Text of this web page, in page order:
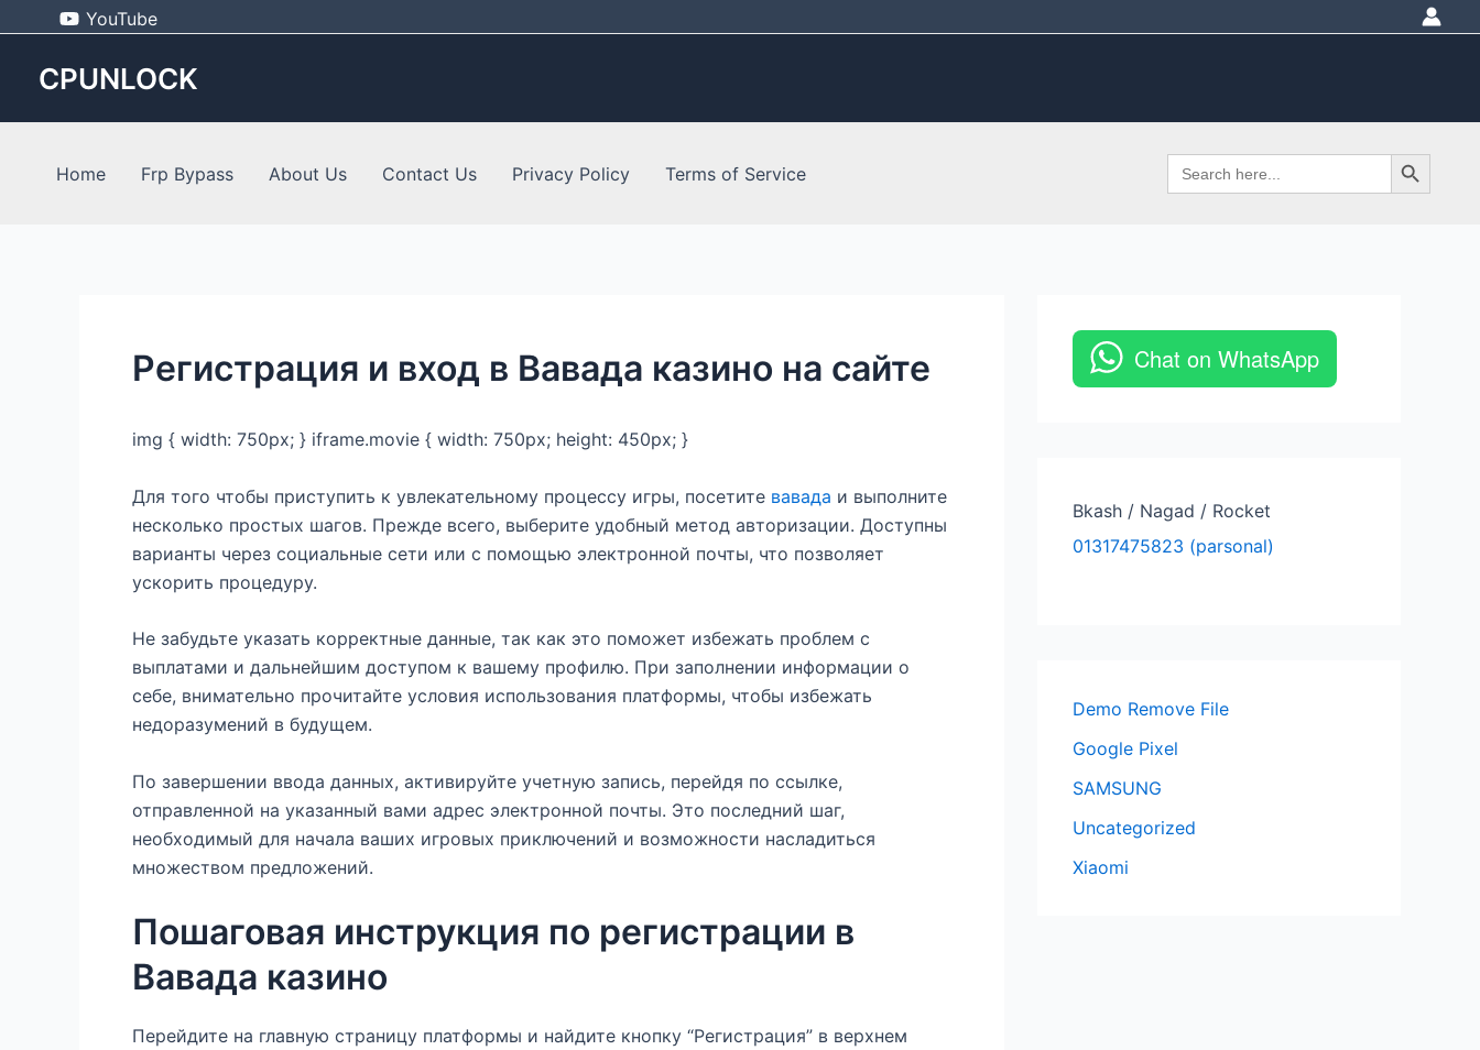
content
YouTube
CPUNLOCK
Home Frp Bypass About Us Contact Us Privacy Policy Terms of Service
Search
for:
Search Button
Регистрация и вход в Вавада казино на сайте
img { width: 750px; } iframe.movie { width: 750px; height: 450px; }
Для того чтобы приступить к увлекательному процессу игры, посетите вавада и выполните
несколько простых шагов. Прежде всего, выберите удобный метод авторизации. Доступны
варианты через социальные сети или с помощью электронной почты, что позволяет
ускорить процедуру.
Не забудьте указать корректные данные, так как это поможет избежать проблем с
выплатами и дальнейшим доступом к вашему профилю. При заполнении информации о
себе, внимательно прочитайте условия использования платформы, чтобы избежать
недоразумений в будущем.
По завершении ввода данных, активируйте учетную запись, перейдя по ссылке,
отправленной на указанный вами адрес электронной почты. Это последний шаг,
необходимый для начала ваших игровых приключений и возможности насладиться
множеством предложений.
Пошаговая инструкция по регистрации в
Вавада казино
Перейдите на главную страницу платформы и найдите кнопку “Регистрация” в верхнем
Post
Chat on WhatsApp
Bkash / Nagad / Rocket
01317475823 (parsonal)
Demo Remove File
Google Pixel
SAMSUNG
Uncategorized
Xiaomi